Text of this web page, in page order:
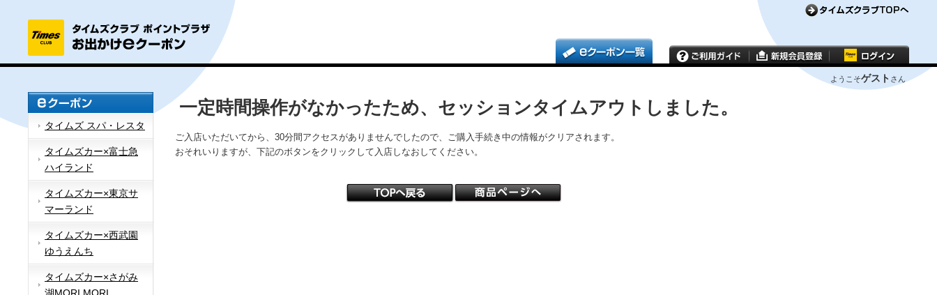
ようこそゲスト さん
タイムズ スパ・レスタ
タイムズカー×富士急
ハイランド
タイムズカー×東京サ
マーランド
タイムズカー×西武園
ゆうえんち
タイムズカー×さがみ
一定時間操作がなかったため、セッションタイムアウトしました。
ご入店いただいてから、30分間アクセスがありませんでしたので、ご購入手続き中の情報がクリアされます。
おそれいりますが、下記のボタンをクリックして入店しなおしてください。